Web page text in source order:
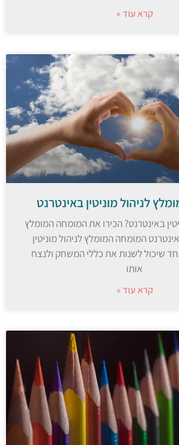
קרא עוד »
לניהול מוניטין באינטרנט
באינטרנט? הכירו את המומחה המומלץ
המומחה המומלץ לניהול מוניטין
שיכול לשנות את כללי המשחק ולנצח
אותו
קרא עוד »